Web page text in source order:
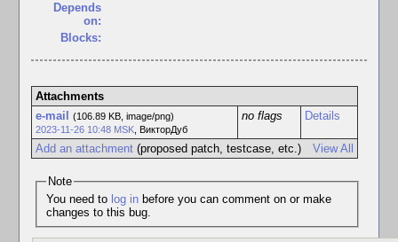
Depends
on:
Blocks:
Attachments
e-mail
(106.89 KB, image/png)
2023-11-26 10:48 MSK, ВикторДуб
no flags Details
View All
Add an attachment(proposed patch, testcase, etc.)
Note
You need to log inbefore you can comment on or make
changes to this bug.